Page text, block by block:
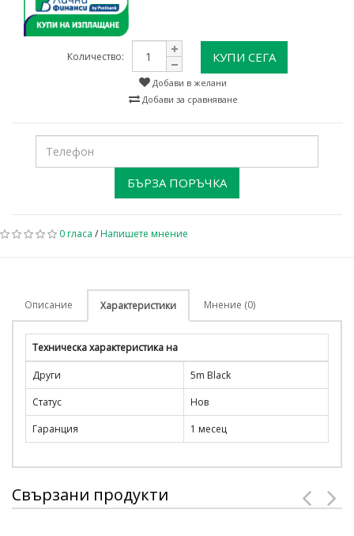
Количество: КУПИ СЕГА
Добави в желани
Добави за сравняване
БЪРЗА ПОРЪЧКА
0 гласа /Напишете мнение
Описание Характеристики Мнение (0)
Техническа характеристика на
Други
5m Black
Статус
Нов
Гаранция
1 месец
Свързани продукти